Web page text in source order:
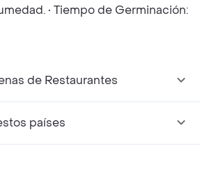
• Tiempo de Germinación:
de Restaurantes
países